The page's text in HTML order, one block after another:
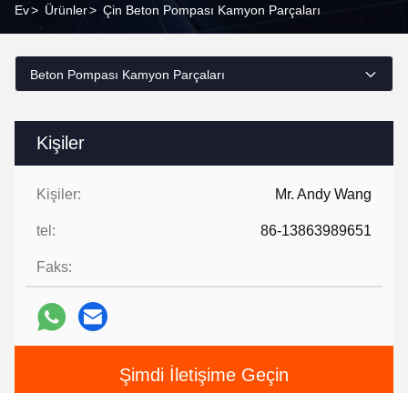
Ev> Ürünler> Çin Beton Pompası Kamyon Parçaları
Kişiler
Kişiler: Mr. Andy Wang
tel: 86-13863989651
Faks:
Şimdi İletişime Geçin
Beton Pompası Kamyon Parçaları